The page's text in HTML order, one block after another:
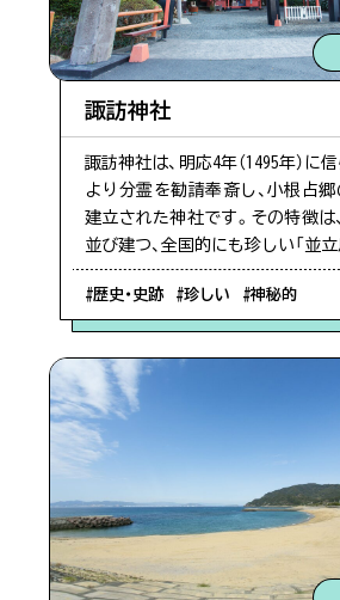
#佐多エリア
#サンゴ礁
#展望
諏訪神社
諏訪神社は、明応4年（1495年）に
より分霊を勧請奉斎し、小根占
建立された神社です。その特徴は
並び建つ、全国的にも珍しい「並立
#歴史・史跡 #珍しい #神秘的